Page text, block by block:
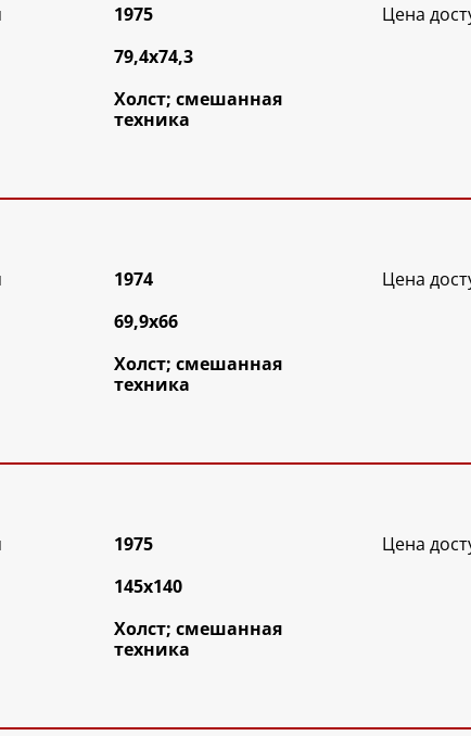
1975
79,4х74,3
Холст; смешанная
техника
Цена
1974
69,9х66
Холст; смешанная
техника
Цена
1975
145х140
Холст; смешанная
техника
Цена